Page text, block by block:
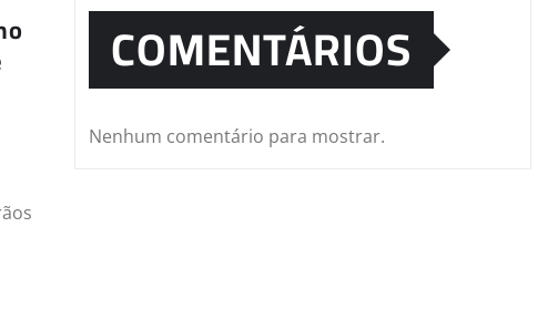
COMENTÁRIOS
Nenhum comentário para mostrar.